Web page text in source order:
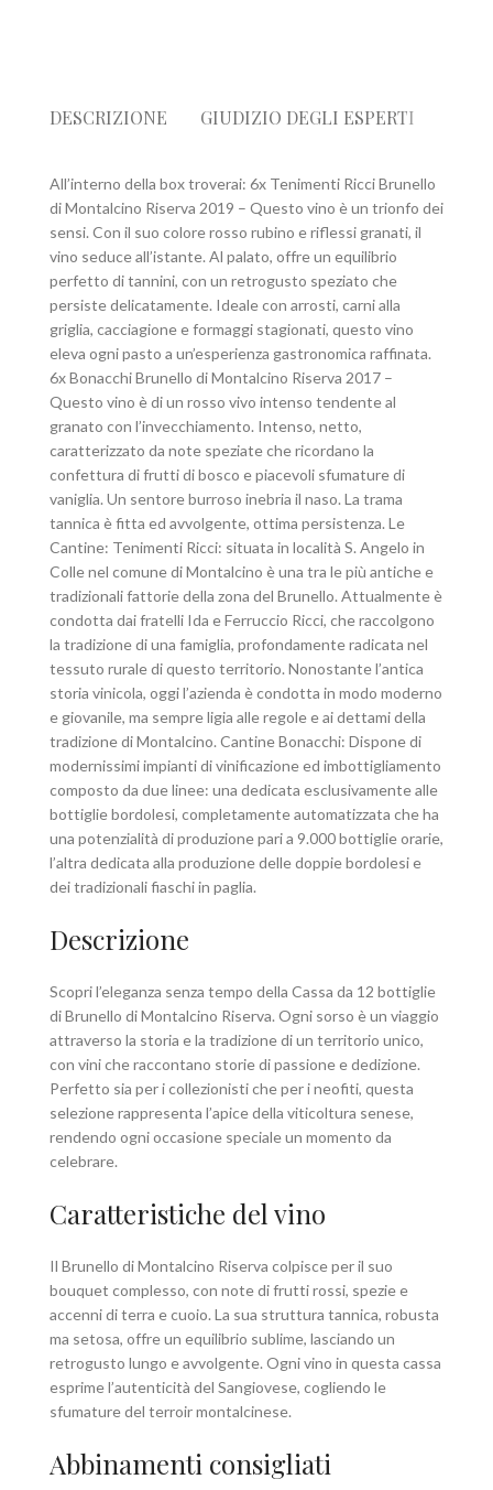
DESCRIZIONE GIUDIZIO DEGLI ESPERTI
All’interno della box troverai: 6x Tenimenti Ricci Brunello
di Montalcino Riserva 2019 – Questo vino è un trionfo dei
sensi. Con il suo colore rosso rubino e riflessi granati, il
vino seduce all’istante. Al palato, offre un equilibrio
perfetto di tannini, con un retrogusto speziato che
persiste delicatamente. Ideale con arrosti, carni alla
griglia, cacciagione e formaggi stagionati, questo vino
eleva ogni pasto a un’esperienza gastronomica raffinata.
6x Bonacchi Brunello di Montalcino Riserva 2017 –
Questo vino è di un rosso vivo intenso tendente al
granato con l’invecchiamento. Intenso, netto,
caratterizzato da note speziate che ricordano la
confettura di frutti di bosco e piacevoli sfumature di
vaniglia. Un sentore burroso inebria il naso. La trama
tannica è fitta ed avvolgente, ottima persistenza. Le
Cantine: Tenimenti Ricci: situata in località S. Angelo in
Colle nel comune di Montalcino è una tra le più antiche e
tradizionali fattorie della zona del Brunello. Attualmente è
condotta dai fratelli Ida e Ferruccio Ricci, che raccolgono
la tradizione di una famiglia, profondamente radicata nel
tessuto rurale di questo territorio. Nonostante l’antica
storia vinicola, oggi l’azienda è condotta in modo moderno
e giovanile, ma sempre ligia alle regole e ai dettami della
tradizione di Montalcino. Cantine Bonacchi: Dispone di
modernissimi impianti di vinificazione ed imbottigliamento
composto da due linee: una dedicata esclusivamente alle
bottiglie bordolesi, completamente automatizzata che ha
una potenzialità di produzione pari a 9.000 bottiglie orarie,
l’altra dedicata alla produzione delle doppie bordolesi e
dei tradizionali fiaschi in paglia.
Descrizione
Scopri l’eleganza senza tempo della Cassa da 12 bottiglie
di Brunello di Montalcino Riserva. Ogni sorso è un viaggio
attraverso la storia e la tradizione di un territorio unico,
con vini che raccontano storie di passione e dedizione.
Perfetto sia per i collezionisti che per i neofiti, questa
selezione rappresenta l’apice della viticoltura senese,
rendendo ogni occasione speciale un momento da
celebrare.
Caratteristiche del vino
Il Brunello di Montalcino Riserva colpisce per il suo
bouquet complesso, con note di frutti rossi, spezie e
accenni di terra e cuoio. La sua struttura tannica, robusta
ma setosa, offre un equilibrio sublime, lasciando un
retrogusto lungo e avvolgente. Ogni vino in questa cassa
esprime l’autenticità del Sangiovese, cogliendo le
sfumature del terroir montalcinese.
Abbinamenti consigliati